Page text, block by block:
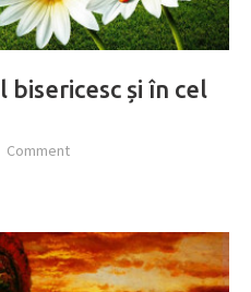
bisericesc și în cel
Comment